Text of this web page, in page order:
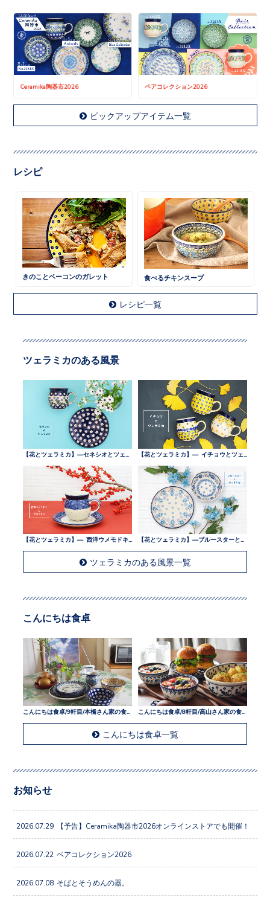
Ceramika陶器市2026 ペアコレクション2026
ピックアップアイテム一覧
レシピ
きのことベーコンのガレット 食べるチキンスープ
レシピ一覧
ツェラミカのある風景
ツェラミカのある風景一覧
こんにちは食卓
こんにちは食卓/9軒目/本橋さん家の食卓
こんにちは食卓一覧
お知らせ
2026.07.29 【予告】Ceramika陶器市2026オンラインストアでも開催！
2026.07.22 ペアコレクション2026
2026.07.08 そばとそうめんの器。